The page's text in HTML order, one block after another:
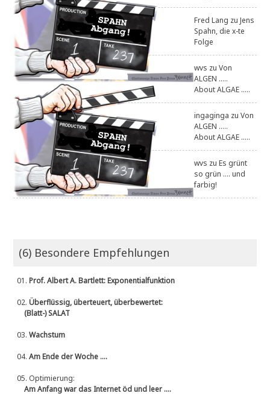
Fred Lang zuJens
Spahn, die x-te
Folge
wvs zuVon
ALGEN .....
About ALGAE .....
ingaginga zuVon
ALGEN .....
About ALGAE .....
wvs zuEs grünt
so grün .... und
farbig!
(6) Besondere Empfehlungen
01.Prof. Albert A. Bartlett: Exponentialfunktion
02.Überflüssig, überteuert, überbewertet:
(Blatt-) SALAT
03.Wachstum
04.Am Ende der Woche ....
05. Optimierung:
Am Anfang war das Internet öd und leer ....